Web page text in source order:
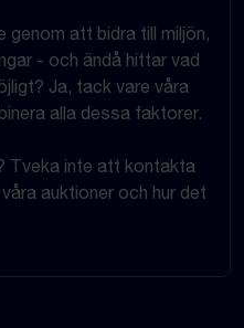
genom att bidra till miljön,
- och ändå hittar vad
Ja, tack vare våra
alla dessa faktorer.
Tveka inte att kontakta
auktioner och hur det